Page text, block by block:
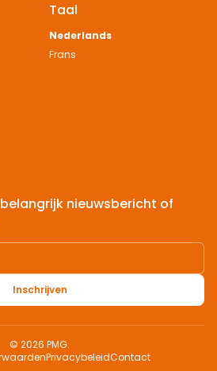
Taal
Nederlands
Frans
nieuwsbericht of
Inschrijven
© 2026 PMG.
PrivacybeleidContact